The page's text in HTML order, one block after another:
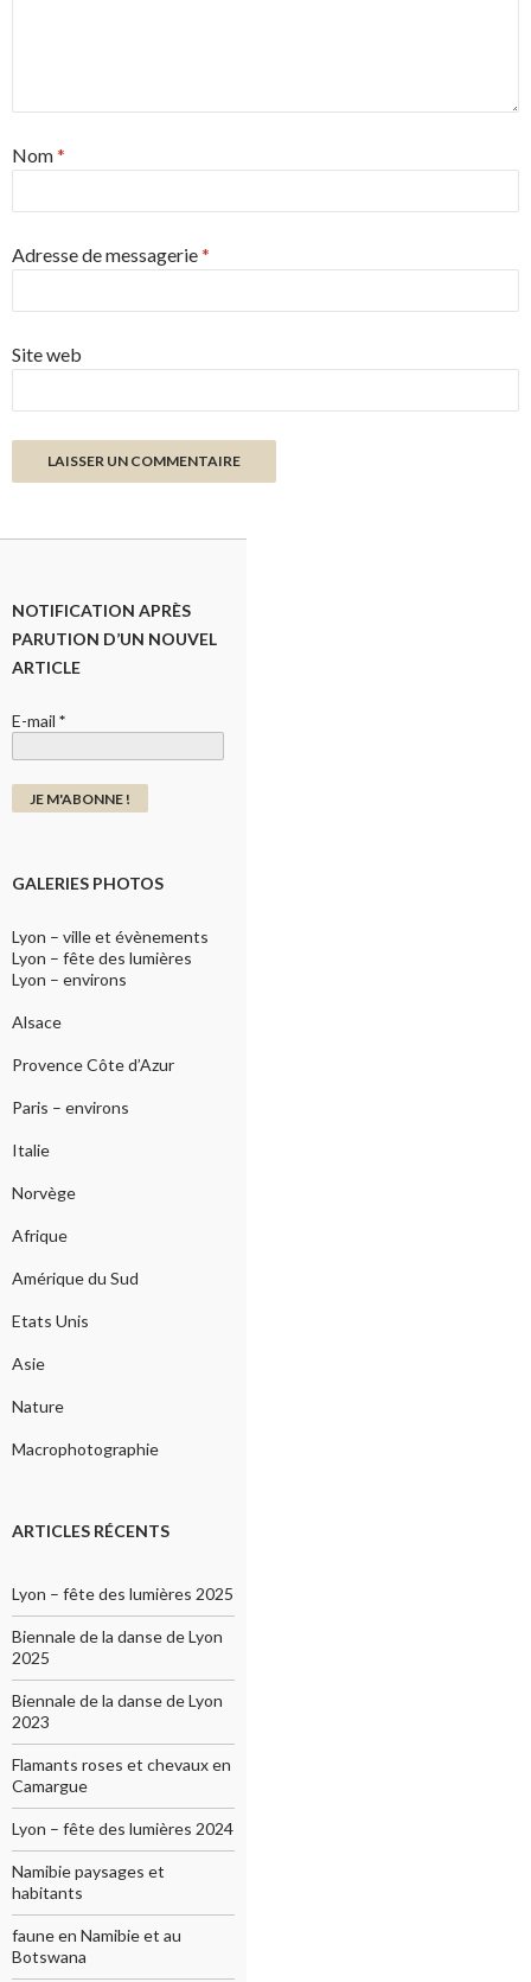
Nom*
Adresse de messagerie*
Site web
NOTIFICATION APRÈS
PARUTION D’UN NOUVEL
ARTICLE
E-mail *
GALERIES PHOTOS
Lyon – ville et évènements
Lyon – fête des lumières
Lyon – environs
Alsace
Provence Côte d’Azur
Paris – environs
Italie
Norvège
Afrique
Amérique du Sud
Etats Unis
Asie
Nature
Macrophotographie
ARTICLES RÉCENTS
Lyon – fête des lumières 2025
Biennale de la danse de Lyon
2025
Biennale de la danse de Lyon
2023
Flamants roses et chevaux en
Camargue
Lyon – fête des lumières 2024
Namibie paysages et
habitants
faune en Namibie et au
Botswana